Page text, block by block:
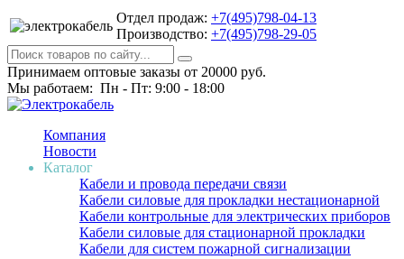
Отдел продаж: +7(495)798-04-13
Производство: +7(495)798-29-05
Принимаем оптовые заказы от 20000 руб.
Мы работаем: Пн - Пт: 9:00 - 18:00
Компания
Новости
Каталог
Кабели и провода передачи связи
Кабели силовые для прокладки нестационарной
Кабели контрольные для электрических приборов
Кабели силовые для стационарной прокладки
Кабели для систем пожарной сигнализации